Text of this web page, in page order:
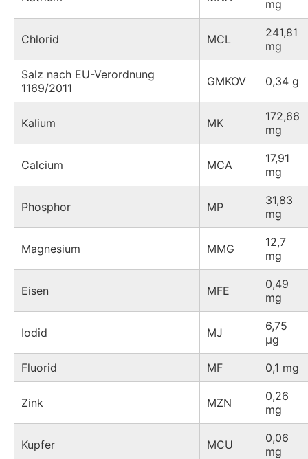
mg
Chlorid MCL
241,81
mg
Salz nach EU-Verordnung
1169/2011
GMKOV 0,34 g
Kalium MK
172,66
mg
Calcium MCA
17,91
mg
Phosphor MP
31,83
mg
Magnesium MMG
12,7
mg
Eisen MFE
0,49
mg
Iodid MJ
6,75
µg
Fluorid MF 0,1 mg
Zink MZN
0,26
mg
Kupfer MCU
0,06
mg